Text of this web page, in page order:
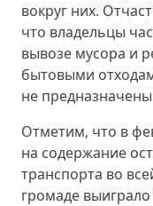
вокруг них.
что владельцы
вывозе мусора и
бытовыми
не
Отметим, что в
на содержание
транспорта во
громаде